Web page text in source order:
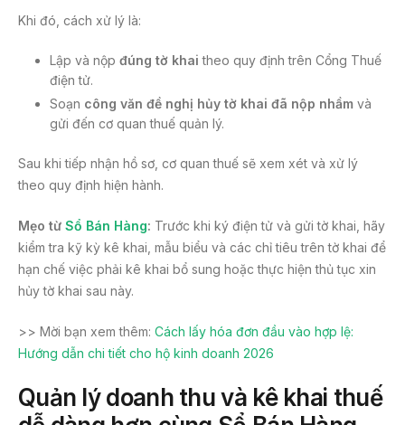
Khi đó, cách xử lý là:
Lập và nộp đúng tờ khai theo quy định trên Cổng Thuế
điện tử.
Soạn công văn đề nghị hủy tờ khai đã nộp nhầm và
gửi đến cơ quan thuế quản lý.
Sau khi tiếp nhận hồ sơ, cơ quan thuế sẽ xem xét và xử lý
theo quy định hiện hành.
Mẹo từ Sổ Bán Hàng: Trước khi ký điện tử và gửi tờ khai, hãy
kiểm tra kỹ kỳ kê khai, mẫu biểu và các chỉ tiêu trên tờ khai để
hạn chế việc phải kê khai bổ sung hoặc thực hiện thủ tục xin
hủy tờ khai sau này.
>> Mời bạn xem thêm: Cách lấy hóa đơn đầu vào hợp lệ:
Hướng dẫn chi tiết cho hộ kinh doanh 2026
Quản lý doanh thu và kê khai thuế